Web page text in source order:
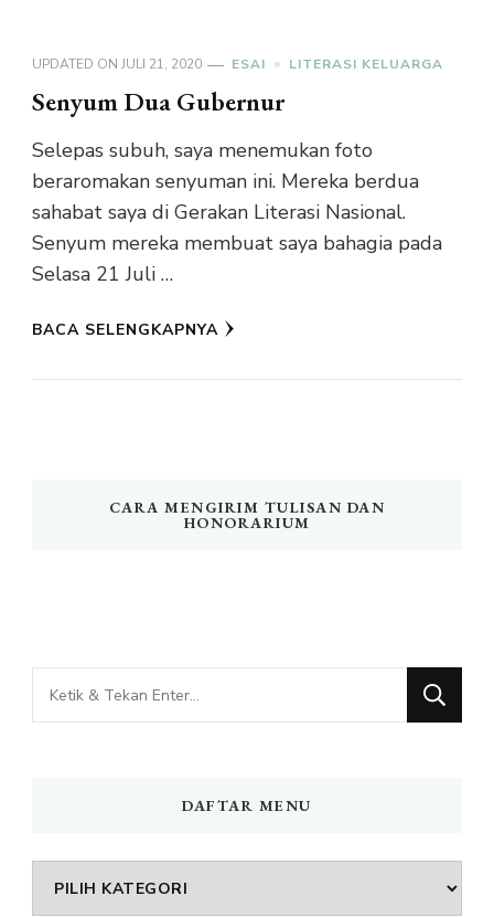
UPDATED ON JULI 21, 2020 ESAI LITERASI KELUARGA
Senyum Dua Gubernur
Selepas subuh, saya menemukan foto
beraromakan senyuman ini. Mereka berdua
sahabat saya di Gerakan Literasi Nasional.
Senyum mereka membuat saya bahagia pada
Selasa 21 Juli …
BACA SELENGKAPNYA
CARA MENGIRIM TULISAN DAN
HONORARIUM
Mencari
Sesuatu?
DAFTAR MENU
DAFTAR
MENU